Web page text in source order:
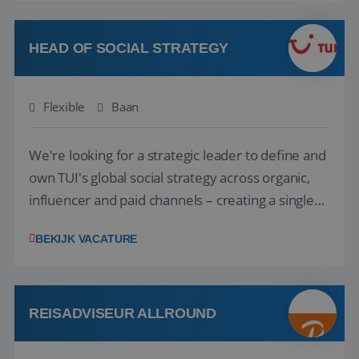
deze onderdelen zijn nu samen gevoegd...
HEAD OF SOCIAL STRATEGY
Flexible Baan
We're looking for a strategic leader to define and
own TUI's global social strategy across organic,
influencer and paid channels – creating a single
locally. The role will be published until 18 August
Attractive remuneration, discre...
BEKIJK VACATURE
REISADVISEUR ALLROUND